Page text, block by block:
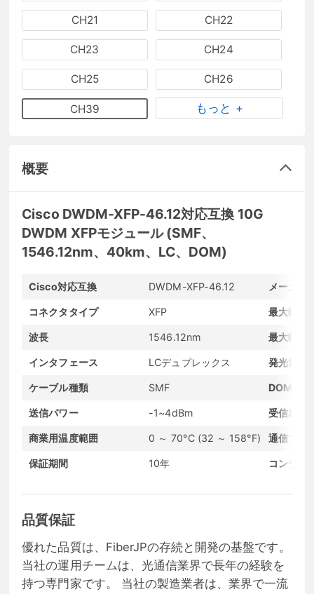
CH21 CH22
CH23 CH24
CH25 CH26
CH39 もっと +
概要
Cisco DWDM-XFP-46.12対応互換 10G
DWDM XFPモジュール (SMF、
1546.12nm、40km、LC、DOM)
Cisco対応互換 DWDM-XFP-46.12 メーカー
コネクタタイプ XFP 最大転送
波長 1546.12nm 最大転送
インタフェース LCデュプレックス 発光素子
ケーブル種類 SMF DOMサ
送信パワー -1~4dBm 受信感度
商業用温度範囲 0 ～ 70°C (32 ～ 158°F) 通信プロ
保証期間 10年 コンディ
品質保証
優れた品質は、FiberJPの存続と開発の基盤です。
当社の運用チームは、光通信業界で長年の経験を
持つ専門家です。 当社の製造業者は、業界で一流